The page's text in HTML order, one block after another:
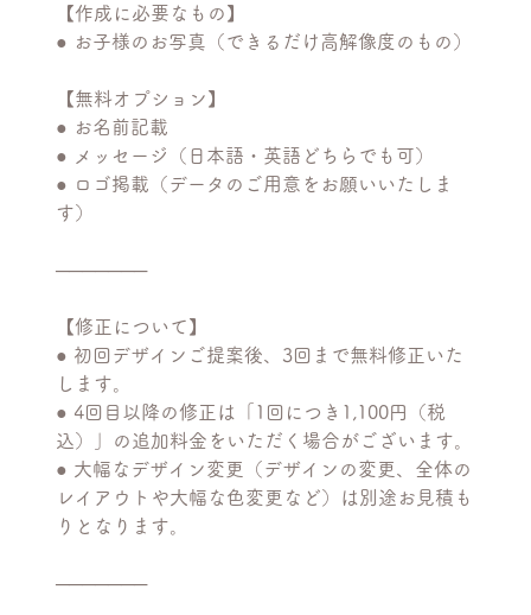
【作成に必要なもの】
● お子様のお写真（できるだけ高解像度のもの）
【無料オプション】
● お名前記載
● メッセージ（日本語・英語どちらでも可）
● ロゴ掲載（データのご用意をお願いいたしま
す）
───────
【修正について】
● 初回デザインご提案後、3回まで無料修正いた
します。
● 4回目以降の修正は「1回につき1,100円（税
込）」の追加料金をいただく場合がございます。
● 大幅なデザイン変更（デザインの変更、全体の
レイアウトや大幅な色変更など）は別途お見積も
りとなります。
───────